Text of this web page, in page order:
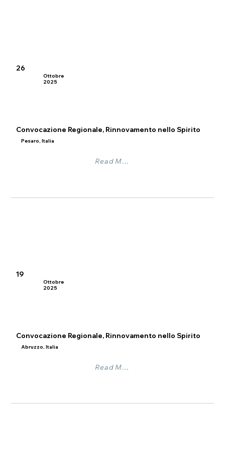
Ottobre
26
2025
Convocazione Regionale, Rinnovamento nello Spirito
Pesaro, Italia
Read More
Ottobre
19
2025
Convocazione Regionale, Rinnovamento nello Spirito
Abruzzo, Italia
Read More